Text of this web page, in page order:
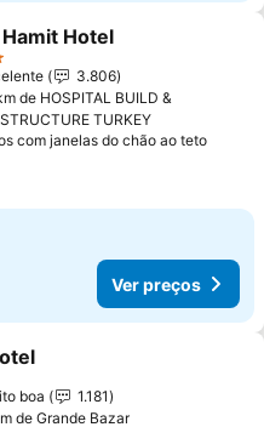
aos favoritos
Hotel
3.806
de HOSPITAL BUILD &
TURKEY
com janelas do chão ao teto
Ver preços
aos favoritos
boa
1.181
de Grande Bazar